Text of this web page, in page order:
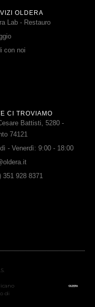
OLDERA
Lab - Restauro
con noi
CI TROVIAMO
Battisti, 5280 -
74121
- Venerdì: 9:00 - 18:00
351 928 8371
di